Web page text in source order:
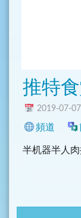
本群禁止討
有需要請搜
推特
2019-07-
頻道
半机器半人